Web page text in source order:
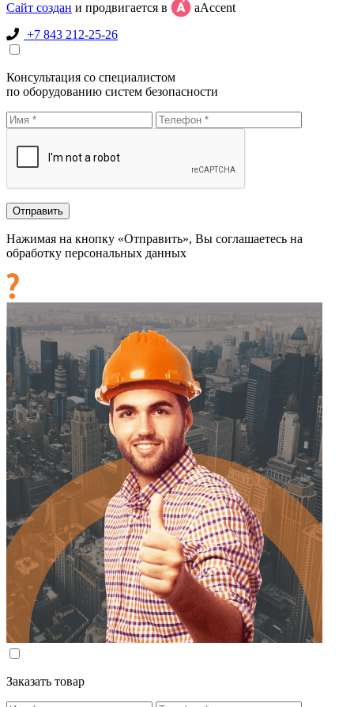
Сайт создан и продвигается в
aAccent
+7 843 212-25-26
Консультация со специалистом
по оборудованию систем безопасности
Нажимая на кнопку «Отправить», Вы соглашаетесь на
обработку персональных данных
Заказать товар